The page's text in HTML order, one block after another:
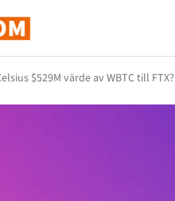
$529M värde av WBTC till FTX?